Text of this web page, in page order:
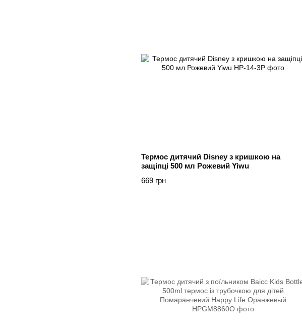
Термос дитячий Disney з кришкою на
защіпці 500 мл Рожевий Yiwu
669 грн